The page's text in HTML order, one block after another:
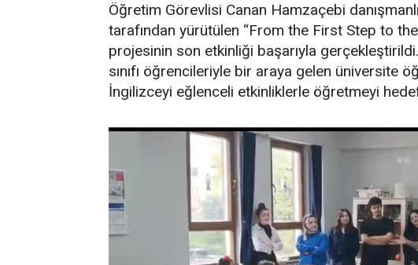
Öğretim Görevlisi Canan Hamzaçebi
tarafından yürütülen “From the First Step to
projesinin son etkinliği başarıyla
sınıfı öğrencileriyle bir araya gelen üniversite
İngilizceyi eğlenceli etkinliklerle öğretmeyi